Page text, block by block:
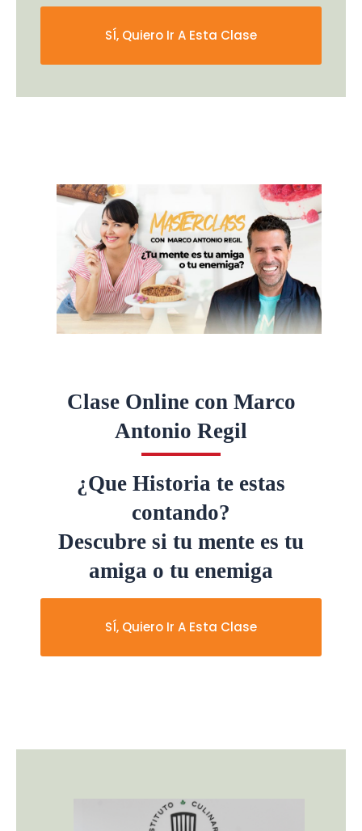
SÍ, Quiero Ir A Esta Clase
Clase Online con Marco
Antonio Regil
¿Que Historia te estas
contando?
Descubre si tu mente es tu
amiga o tu enemiga
SÍ, Quiero Ir A Esta Clase